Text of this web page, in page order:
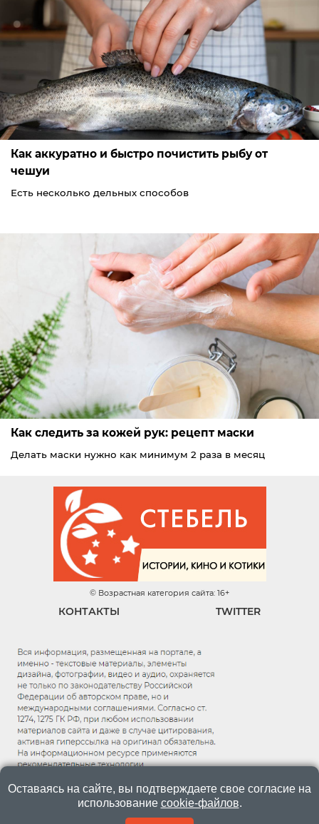
Как аккуратно и быстро почистить рыбу от
чешуи
Есть несколько дельных способов
Как следить за кожей рук: рецепт маски
Делать маски нужно как минимум 2 раза в месяц
© Возрастная категория сайта: 16+
КОНТАКТЫ TWITTER
Оставаясь на сайте, вы подтверждаете свое согласие на
использование cookie-файлов.